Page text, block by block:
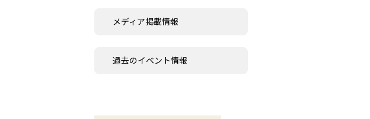
メディア掲載情報
過去のイベント情報